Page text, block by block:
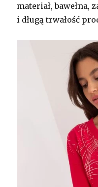
materiał, bawełna,
i długą trwałość